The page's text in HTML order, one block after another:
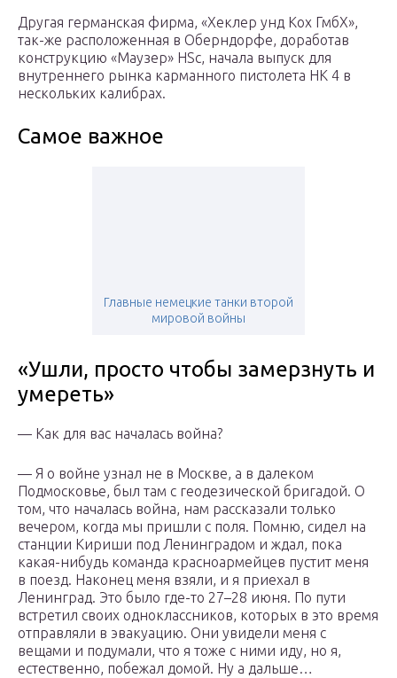
Другая германская фирма, «Хеклер унд Кох ГмбХ»,
так-же расположенная в Оберндорфе, доработав
конструкцию «Маузер» HSc, начала выпуск для
внутреннего рынка карманного пистолета НК 4 в
нескольких калибрах.
Самое важное
Главные немецкие танки второй
мировой войны
«Ушли, просто чтобы замерзнуть и
умереть»
— Как для вас началась война?
— Я о войне узнал не в Москве, а в далеком
Подмосковье, был там с геодезической бригадой. О
том, что началась война, нам рассказали только
вечером, когда мы пришли с поля. Помню, сидел на
станции Кириши под Ленинградом и ждал, пока
какая-нибудь команда красноармейцев пустит меня
в поезд. Наконец меня взяли, и я приехал в
Ленинград. Это было где-то 27–28 июня. По пути
встретил своих одноклассников, которых в это время
отправляли в эвакуацию. Они увидели меня с
вещами и подумали, что я тоже с ними иду, но я,
естественно, побежал домой. Ну а дальше…